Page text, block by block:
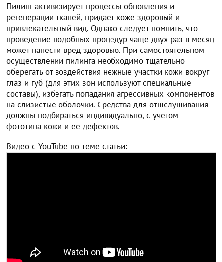
Пилинг активизирует процессы обновления и
регенерации тканей, придает коже здоровый и
привлекательный вид. Однако следует помнить, что
проведение подобных процедур чаще двух раз в месяц
может нанести вред здоровью. При самостоятельном
осуществлении пилинга необходимо тщательно
оберегать от воздействия нежные участки кожи вокруг
глаз и губ (для этих зон используют специальные
составы), избегать попадания агрессивных компонентов
на слизистые оболочки. Средства для отшелушивания
должны подбираться индивидуально, с учетом
фототипа кожи и ее дефектов.
Видео с YouTube по теме статьи: